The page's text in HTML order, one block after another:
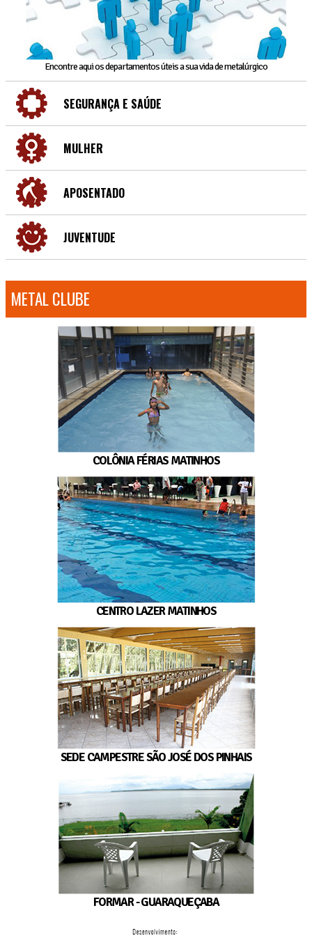
Encontre aqui os departamentos úteis a sua vida de metalúrgico
SEGURANÇA E SAÚDE
MULHER
APOSENTADO
JUVENTUDE
METAL CLUBE
COLÔNIA FÉRIAS MATINHOS
CENTRO LAZER MATINHOS
SEDE CAMPESTRE SÃO JOSÉ DOS PINHAIS
FORMAR - GUARAQUEÇABA